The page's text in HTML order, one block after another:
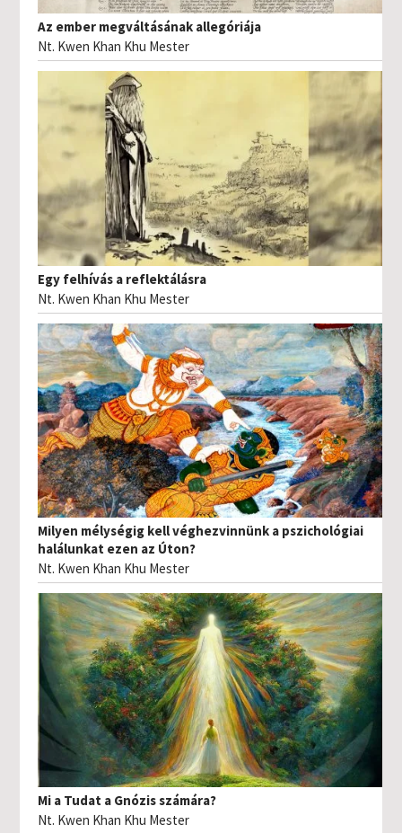
Az ember megváltásának allegóriája
Nt. Kwen Khan Khu Mester
Egy felhívás a reflektálásra
Nt. Kwen Khan Khu Mester
Milyen mélységig kell véghezvinnünk a pszichológiai
halálunkat ezen az Úton?
Nt. Kwen Khan Khu Mester
Mi a Tudat a Gnózis számára?
Nt. Kwen Khan Khu Mester